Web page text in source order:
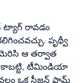
ట్యాగ్ రావడం
పృథ్వీ
మెరిసి ఆ తర్వాత
కాబట్టి, టీమిండియా
ఒక సీజన్ ఫామ్